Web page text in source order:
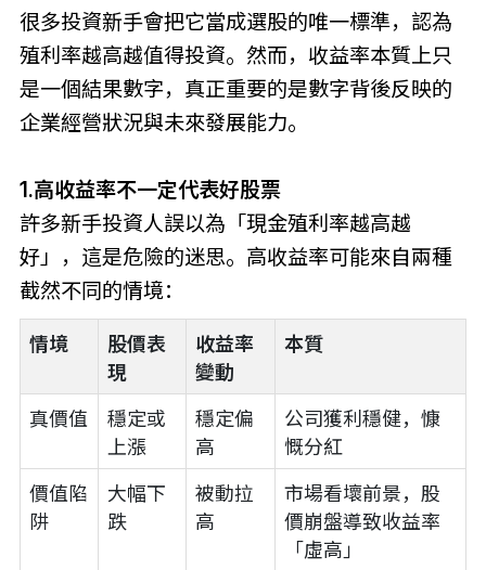
很多投資新手會把它當成選股的唯一標準，認為
殖利率越高越值得投資。然而，收益率本質上只
是一個結果數字，真正重要的是數字背後反映的
企業經營狀況與未來發展能力。
1.高收益率不一定代表好股票
許多新手投資人誤以為「現金殖利率越高越
好」，這是危險的迷思。高收益率可能來自兩種
截然不同的情境：
情境
股價表
現
收益率
變動
本質
真價值
穩定或
上漲
穩定偏
高
公司獲利穩健，慷
慨分紅
價值陷
阱
大幅下
跌
被動拉
高
市場看壞前景，股
價崩盤導致收益率
「虛高」